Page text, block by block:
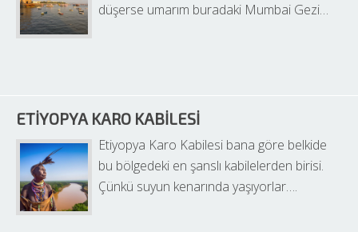
düşerse umarım buradaki Mumbai Gezi…
ETIYOPYA KARO KABILESI
Etiyopya Karo Kabilesi bana göre belkide
bu bölgedeki en şanslı kabilelerden birisi.
Çünkü suyun kenarında yaşıyorlar….